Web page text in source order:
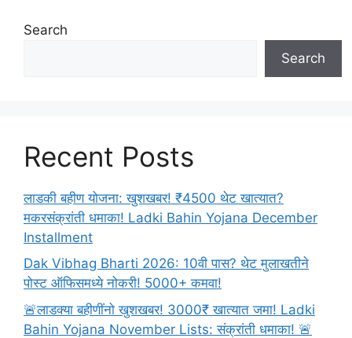
परिचय
Sahityaprakar-
Prichay
Search
Search
Recent Posts
लाडकी बहीण योजना: खुशखबर! ₹4500 थेट खात्यात?
मकरसंक्रांती धमाका! Ladki Bahin Yojana December
Installment
Dak Vibhag Bharti 2026: 10वी पास? थेट मुलाखतीने
पोस्ट ऑफिसमध्ये नोकरी! 5000+ कमवा!
🚨लाडक्या बहीणींनो खुशखबर! 3000₹ खात्यात जमा! Ladki
Bahin Yojana November Lists: संक्रांती धमाका! 🚨